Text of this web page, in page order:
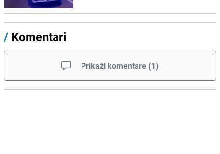
/ Komentari
Prikaži komentare (1)